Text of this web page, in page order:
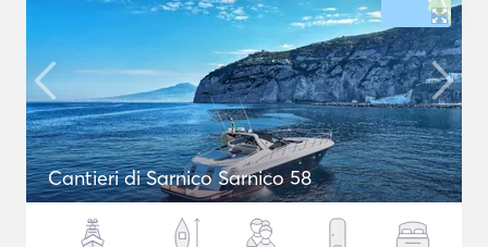
Cantieri di Sarnico Sarnico 58